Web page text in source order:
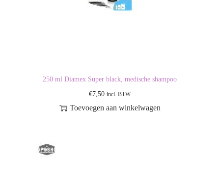
250 ml Diamex Super black, medische shampoo
€7,50 incl. BTW
Toevoegen aan winkelwagen